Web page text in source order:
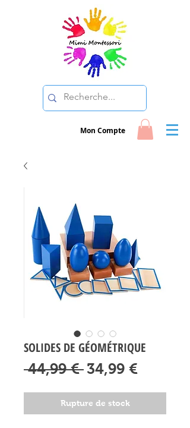
Mon Compte
SOLIDES DE GÉOMÉTRIQUE
44,99 € Prix
34,99 €
Rupture de stock